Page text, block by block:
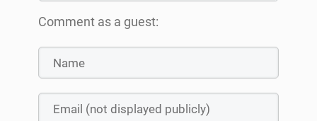
Comment as a guest: